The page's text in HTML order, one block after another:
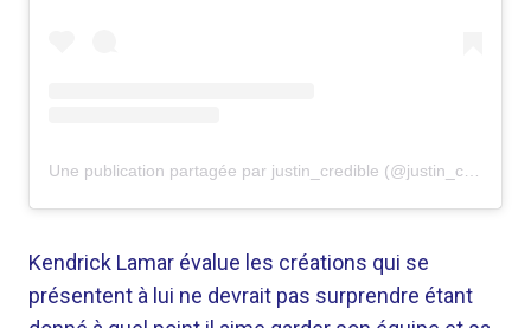
Kendrick Lamar évalue les créations qui se
présentent à lui ne devrait pas surprendre étant